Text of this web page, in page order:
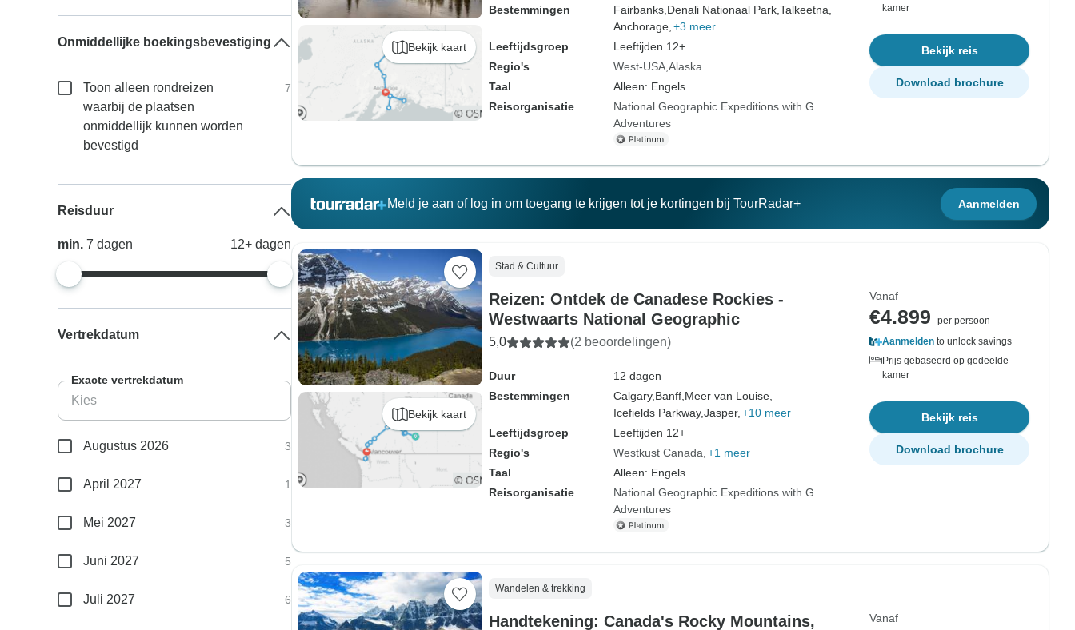
Bekijk kaart
Bestemmingen
Fairbanks, Denali Nationaal Park, Talkeetna,
Anchorage, +3 meer
Leeftijdsgroep
Leeftijden 12+
Regio's
West-USA Alaska
Taal
Alleen: Engels
Reisorganisatie
National Geographic Expeditions with G
Adventures
kamer
Bekijk reis
Download brochure
Meld je aan of log in om toegang te krijgen tot je kortingen bij TourRadar+ Aanmelden
Bekijk kaart
Stad & Cultuur
Reizen: Ontdek de Canadese Rockies -
Westwaarts National Geographic
5,0 (2 beoordelingen)
Duur
12 dagen
Bestemmingen
Calgary, Banff, Meer van Louise,
Icefields Parkway,Jasper, +10 meer
Leeftijdsgroep
Leeftijden 12+
Regio's
Westkust Canada +1 meer
Taal
Alleen: Engels
Reisorganisatie
National Geographic Expeditions with G
Adventures
Vanaf
€4.899
per persoon
Aanmelden to unlock savings
Prijs gebaseerd op gedeelde
kamer
Bekijk reis
Download brochure
Wandelen & trekking
Handtekening: Canada's Rocky Mountains,
Vanaf
Onmiddellijke boekingsbevestiging
Toon alleen rondreizen
waarbij de plaatsen
onmiddellijk kunnen worden
bevestigd
7
Reisduur
min.7dagen 12+ dagen
Vertrekdatum
Exacte vertrekdatum
Augustus 2026 3
April 2027 1
Mei 2027 3
Juni 2027 5
Juli 2027 6